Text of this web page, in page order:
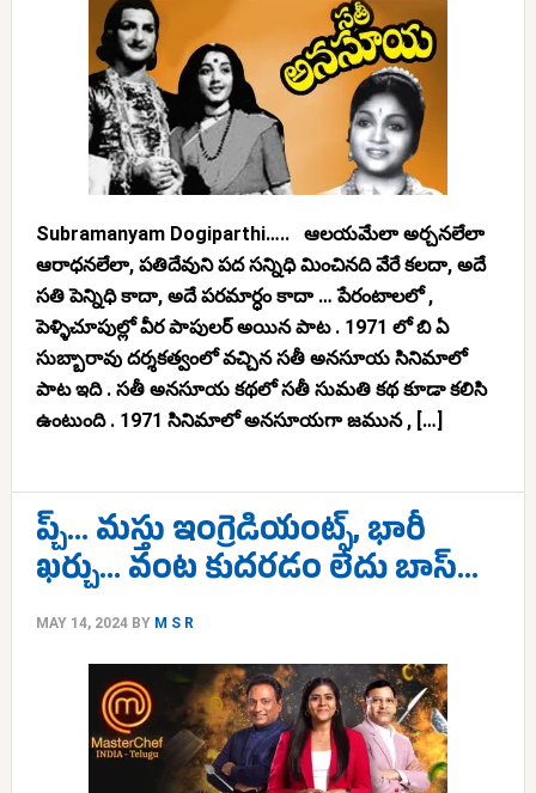
Subramanyam Dogiparthi….. ఆలయమేలా అర్చనలేలా
ఆరాధనలేలా, పతిదేవుని పద సన్నిధి మించినది వేరే కలదా, అదే
సతి పెన్నిధి కాదా, అదే పరమార్ధం కాదా … పేరంటాలలో ,
పెళ్ళిచూపుల్లో వీర పాపులర్ అయిన పాట . 1971 లో బి ఏ
సుబ్బారావు దర్శకత్వంలో వచ్చిన సతీ అనసూయ సినిమాలో
పాట ఇది . సతీ అనసూయ కథలో సతీ సుమతి కథ కూడా కలిసి
ఉంటుంది . 1971 సినిమాలో అనసూయగా జమున , […]
ప్చ్… మస్తు ఇంగ్రెడియంట్స్, భారీ
ఖర్చు… వంట కుదరడం లేదు బాస్…
MAY 14, 2024BY M S R